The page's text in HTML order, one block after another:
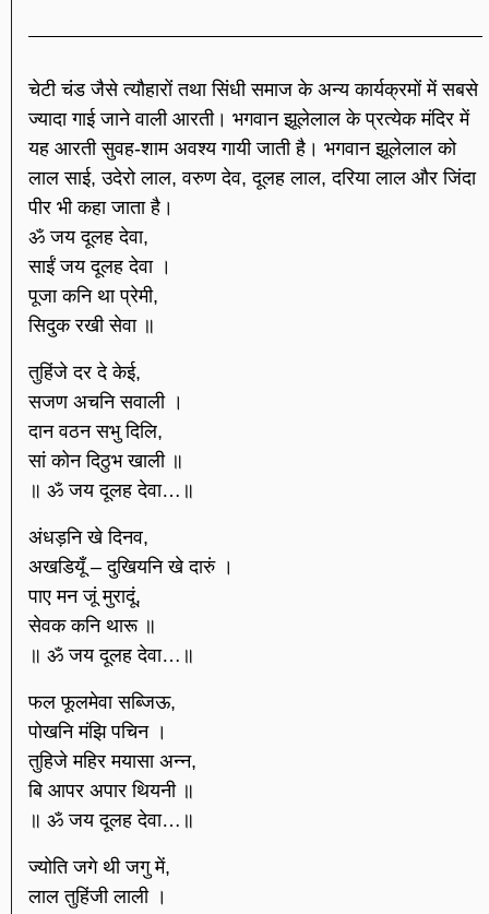
चेटी चंड जैसे त्यौहारों तथा सिंधी समाज के अन्य कार्यक्रमों में सबसे
ज्यादा गाई जाने वाली आरती। भगवान झूलेलाल के प्रत्येक मंदिर में
यह आरती सुवह-शाम अवश्य गायी जाती है। भगवान झूलेलाल को
लाल साई, उदेरो लाल, वरुण देव, दूलह लाल, दरिया लाल और जिंदा
पीर भी कहा जाता है।
ॐ जय दूलह देवा,
साईं जय दूलह देवा ।
पूजा कनि था प्रेमी,
सिदुक रखी सेवा ॥
तुहिंजे दर दे केई,
सजण अचनि सवाली ।
दान वठन सभु दिलि,
सां कोन दिठुभ खाली ॥
॥ ॐ जय दूलह देवा…॥
अंधड़नि खे दिनव,
अखडियूँ – दुखियनि खे दारुं ।
पाए मन जूं मुरादूं,
सेवक कनि थारू ॥
॥ ॐ जय दूलह देवा…॥
फल फूलमेवा सब्जिऊ,
पोखनि मंझि पचिन ।
तुहिजे महिर मयासा अन्न,
बि आपर अपार थियनी ॥
॥ ॐ जय दूलह देवा…॥
ज्योति जगे थी जगु में,
लाल तुहिंजी लाली ।